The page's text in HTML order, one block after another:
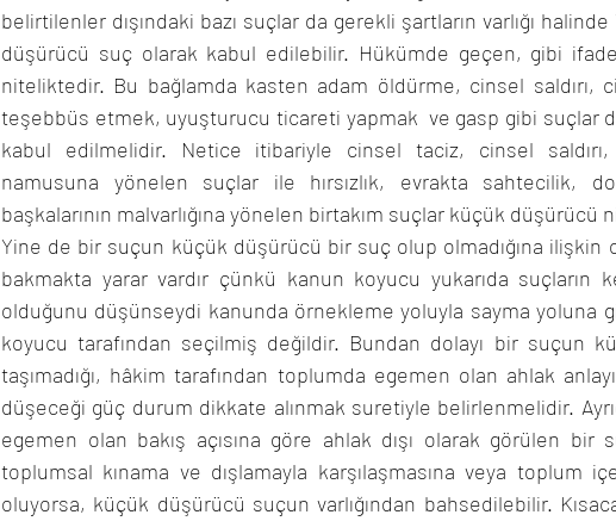
belirtilenler dışındaki bazı suçlar da gerekli şartların varlığı
düşürücü suç olarak kabul edilebilir. Hükümde geçen, gibi
niteliktedir. Bu bağlamda kasten adam öldürme, cinsel saldırı,
teşebbüs etmek, uyuşturucu ticareti yapmak  ve gasp gibi suçlar
kabul edilmelidir. Netice itibariyle cinsel taciz, cinsel saldırı,
namusuna yönelen suçlar ile hırsızlık, evrakta sahtecilik,
başkalarının malvarlığına yönelen birtakım suçlar küçük düşürücü
Yine de bir suçun küçük düşürücü bir suç olup olmadığına ilişkin
bakmakta yarar vardır çünkü kanun koyucu yukarıda suçların
olduğunu düşünseydi kanunda örnekleme yoluyla sayma yoluna
koyucu tarafından seçilmiş değildir. Bundan dolayı bir suçun
taşımadığı, hâkim tarafından toplumda egemen olan ahlak
düşeceği güç durum dikkate alınmak suretiyle belirlenmelidir.
egemen olan bakış açısına göre ahlak dışı olarak görülen
toplumsal kınama ve dışlamayla karşılaşmasına veya toplum
oluyorsa, küçük düşürücü suçun varlığından bahsedilebilir.